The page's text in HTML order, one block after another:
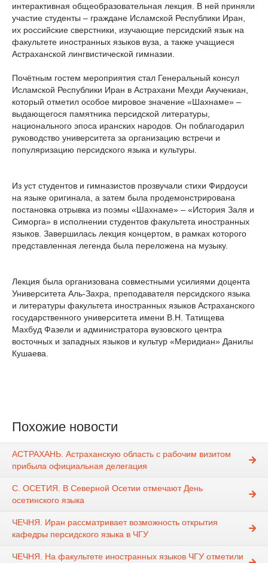
интерактивная общеобразовательная лекция. В ней приняли
участие студенты – граждане Исламской Республики Иран,
их российские сверстники, изучающие персидский язык на
факультете иностранных языков вуза, а также учащиеся
Астраханской лингвистической гимназии.
Почётным гостем мероприятия стал Генеральный консул
Исламской Республики Иран в Астрахани Мехди Акучекиан,
который отметил особое мировое значение «Шахнаме» –
выдающегося памятника персидской литературы,
национального эпоса иранских народов. Он поблагодарил
руководство университета за организацию встречи и
популяризацию персидского языка и культуры.
Из уст студентов и гимназистов прозвучали стихи Фирдоуси
на языке оригинала, а затем была продемонстрирована
постановка отрывка из поэмы «Шахнаме» – «История Заля и
Симорга» в исполнении студентов факультета иностранных
языков. Завершилась лекция концертом, в рамках которого
представленная легенда была переложена на музыку.
Лекция была организована совместными усилиями доцента
Университета Аль-Захра, преподавателя персидского языка
и литературы факультета иностранных языков Астраханского
государственного университета имени В.Н. Татищева
Махбуд Фазели и администратора вузовского центра
восточных и западных языков и культур «Меридиан» Данилы
Кушаева.
Похожие новости
АСТРАХАНЬ. Астраханскую область с рабочим визитом
прибыла официальная делегация
С. ОСЕТИЯ. В Северной Осетии отмечают День
осетинского языка
ЧЕЧНЯ. Иран рассматривает возможность открытия
кафедры персидского языка в ЧГУ
ЧЕЧНЯ. На факультете иностранных языков ЧГУ отметили